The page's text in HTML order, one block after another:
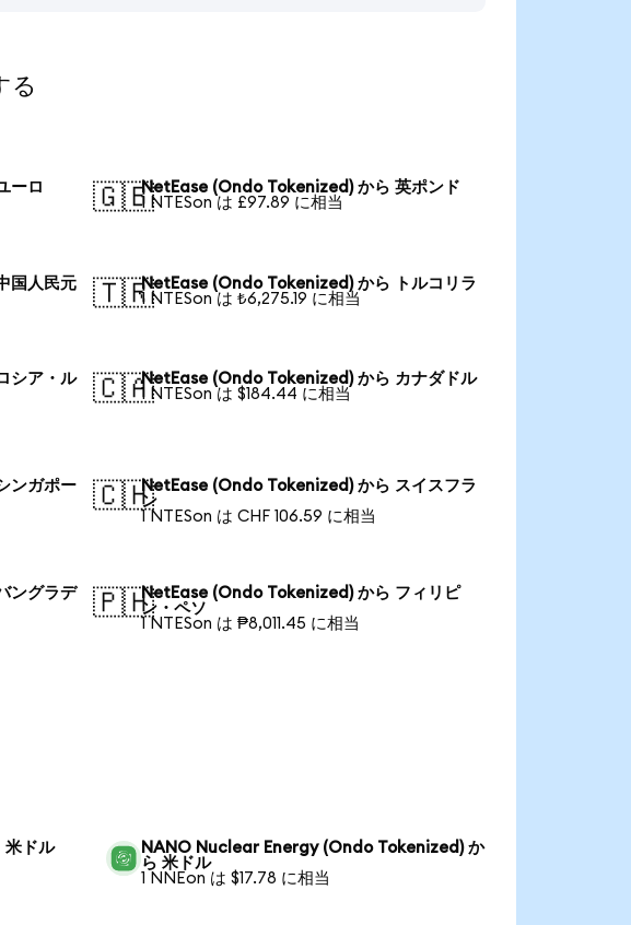
ーロ
🇬🇧NetEase (Ondo Tokenized) から 英ポンド
1 NTESon は £97.89 に相当
国人民元
🇹🇷NetEase (Ondo Tokenized) から トルコリラ
1 NTESon は ₺6,275.19 に相当
シア・ル
🇨🇦NetEase (Ondo Tokenized) から カナダドル
1 NTESon は $184.44 に相当
ンガポー
🇨🇭NetEase (Ondo Tokenized) から スイスフラ
ン
1 NTESon は CHF 106.59 に相当
ングラデ
🇵🇭NetEase (Ondo Tokenized) から フィリピ
ン・ペソ
1 NTESon は ₱8,011.45 に相当
ドル
NANO Nuclear Energy (Ondo Tokenized) か
ら 米ドル
1 NNEon は $17.78 に相当